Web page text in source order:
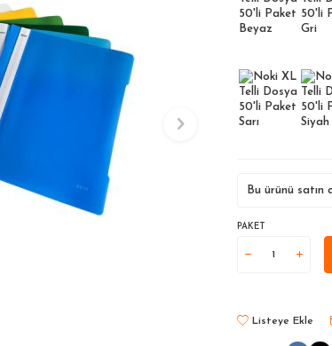
Bu ürünü satın
PAKET
Listeye Ekle